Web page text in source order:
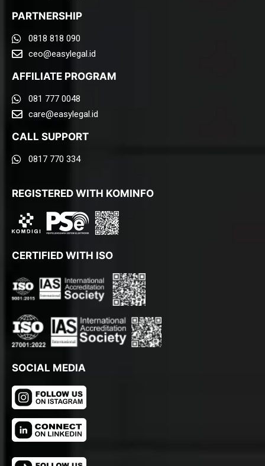
PARTNERSHIP
0818 818 090
ceo@easylegal.id
AFFILIATE PROGRAM
081 777 0048
care@easylegal.id​
CALL SUPPORT
0817 770 334
REGISTERED WITH KOMINFO
CERTIFIED WITH ISO
SOCIAL MEDIA